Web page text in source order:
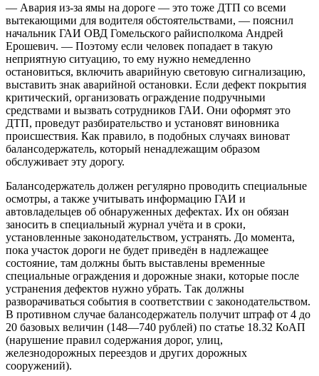
— Авария из-за ямы на дороге — это тоже ДТП со всеми
вытекающими для водителя обстоятельствами, — пояснил
начальник ГАИ ОВД Гомельского райисполкома Андрей
Ерошевич. — Поэтому если человек попадает в такую
неприятную ситуацию, то ему нужно немедленно
остановиться, включить аварийную световую сигнализацию,
выставить знак аварийной остановки. Если дефект покрытия
критический, организовать ограждение подручными
средствами и вызвать сотрудников ГАИ. Они оформят это
ДТП, проведут разбирательство и установят виновника
происшествия. Как правило, в подобных случаях виноват
балансодержатель, который ненадлежащим образом
обслуживает эту дорогу.
Балансодержатель должен регулярно проводить специальные
осмотры, а также учитывать информацию ГАИ и
автовладельцев об обнаруженных дефектах. Их он обязан
заносить в специальный журнал учёта и в сроки,
установленные законодательством, устранять. До момента,
пока участок дороги не будет приведён в надлежащее
состояние, там должны быть выставлены временные
специальные ограждения и дорожные знаки, которые после
устранения дефектов нужно убрать. Так должны
разворачиваться события в соответствии с законодательством.
В противном случае балансодержатель получит штраф от 4 до
20 базовых величин (148—740 рублей) по статье 18.32 КоАП
(нарушение правил содержания дорог, улиц,
железнодорожных переездов и других дорожных
сооружений).